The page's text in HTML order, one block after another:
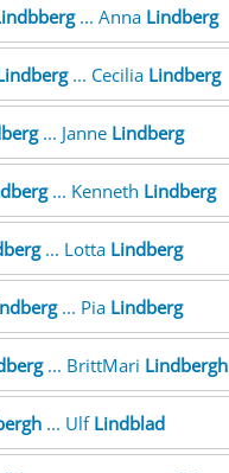
... Anna Lindberg
... Cecilia Lindberg
... Janne Lindberg
... Kenneth Lindberg
... Lotta Lindberg
... Pia Lindberg
... BrittMari Lindbergh
... Ulf Lindblad